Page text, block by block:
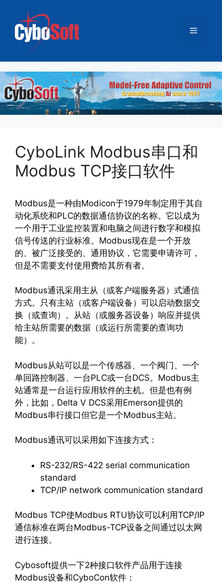
菜
单
CyboLink Modbus串口和
Modbus TCP接口软件
Modbus是一种由Modicon于1979年制定用于其自
动化系统和PLC的数据通信协议的名称。它以成为
一个用于工业监控装置和电脑之间进行数字和模拟
信号传送的行业标准。Modbus现在是一个开放
的、被广泛接受的、通用协议，它需要申请许可，
但是不需要支付使用费给其所有者。
Modbus通讯采用主从（或客户端服务器）式通信
方式。只有主站（或客户端设备）可以启动数据交
换（或查询）。从站（或服务器设备）响应并提供
给主站所需要的数据（或运行所需要的查询功
能）。
Modbus从站可以是一个传感器、一个阀门、一个
单回路控制器、一台PLC或一台DCS。Modbus主
站通常是一台运行应用软件的主机。但是也有例
外，比如，Delta V DCS采用Emerson提供的
Modbus串行接口但它是一个Modbus主站。
Modbus通讯可以采用如下连接方式：
RS-232/RS-422 serial communication
standard
TCP/IP network communication standard
Modbus TCP使Modbus RTU协议可以利用TCP/IP
通信标准在两台Modbus-TCP设备之间通过以太网
进行连接。
Cybosoft提供一下2种接口软件产品用于连接
Modbus设备和CyboCon软件：